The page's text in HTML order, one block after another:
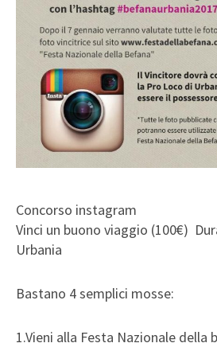
Concorso instagram
Vinci un buono viaggio (100€)
Urbania
Bastano 4 semplici mosse:
1.Vieni alla Festa Nazionale della